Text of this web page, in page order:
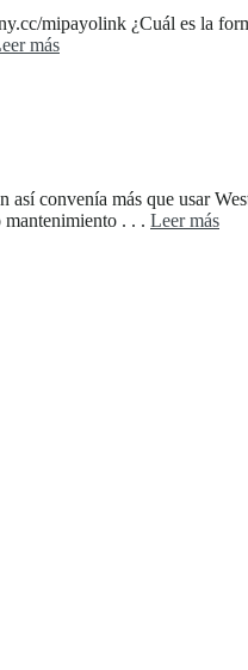
mipayolink ¿Cuál es la
más
así convenía más que usar
mantenimiento . . . Leer más